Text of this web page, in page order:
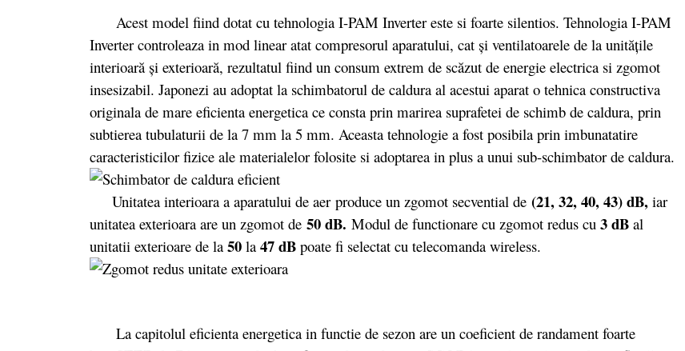
Acest model fiind dotat cu tehnologia I-PAM Inverter este si foarte silentios. Tehnologia I-PAM
Inverter controleaza in mod linear atat compresorul aparatului, cat şi ventilatoarele de la unităţile
interioară şi exterioară, rezultatul fiind un consum extrem de scăzut de energie electrica si zgomot
insesizabil. Japonezi au adoptat la schimbatorul de caldura al acestui aparat o tehnica constructiva
originala de mare eficienta energetica ce consta prin marirea suprafetei de schimb de caldura, prin
subtierea tubulaturii de la 7 mm la 5 mm. Aceasta tehnologie a fost posibila prin imbunatatire
caracteristicilor fizice ale materialelor folosite si adoptarea in plus a unui sub-schimbator de caldura.
Unitatea interioara a aparatului de aer produce un zgomot secvential de (21, 32, 40, 43) dB, iar
unitatea exterioara are un zgomot de 50 dB. Modul de functionare cu zgomot redus cu 3 dB al
unitatii exterioare de la 50 la 47 dB poate fi selectat cu telecomanda wireless.
La capitolul eficienta energetica in functie de sezon are un coeficient de randament foarte